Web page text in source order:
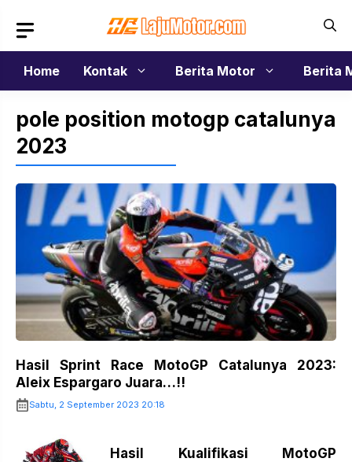
isi
Home
Kontak Berita Motor Berita
pole position motogp catalunya
2023
Hasil Sprint Race MotoGP Catalunya 2023:
Aleix Espargaro Juara…!!
Sabtu, 2 September 2023 20:18
Hasil Kualifikasi MotoGP